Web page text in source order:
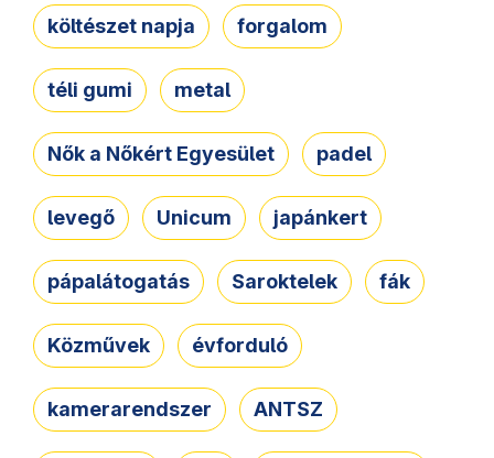
költészet napja forgalom
téli gumi metal
Nők a Nőkért Egyesület padel
levegő Unicum japánkert
pápalátogatás Saroktelek fák
Közművek évforduló
kamerarendszer ANTSZ